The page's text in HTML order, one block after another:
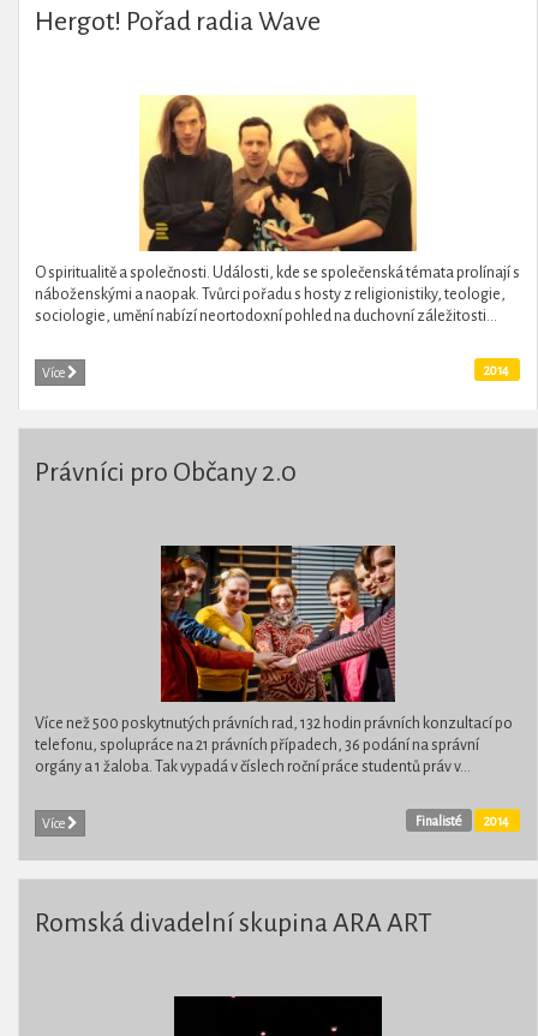
Hergot! Pořad radia Wave
O spiritualitě a společnosti. Události, kde se společenská témata prolínají s
náboženskými a naopak. Tvůrci pořadu s hosty z religionistiky, teologie,
sociologie, umění nabízí neortodoxní pohled na duchovní záležitosti...
Více 2014
Právníci pro Občany 2.0
Více než 500 poskytnutých právních rad, 132 hodin právních konzultací po
telefonu, spolupráce na 21 právních případech, 36 podání na správní
orgány a 1 žaloba. Tak vypadá v číslech roční práce studentů práv v...
Více 2014
Finalisté
Romská divadelní skupina ARA ART